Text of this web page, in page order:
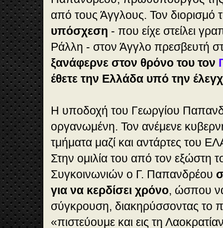
από τους Άγγλους. Τον διορισμό
υπόσχεση - που είχε στείλει
Ράλλη - στον Άγγλο πρεσβευτή
ξανάφερνε στον θρόνο του τον
έθετε την Ελλάδα υπό την
Η υποδοχή του Γεωργίου
οργανωμένη. Τον ανέμενε
τμήματα μαζί και αντάρτες του
Στην ομιλία του από τον εξώστη
Συγκοινωνιών ο Γ. Παπανδρέου
για να κερδίσει χρόνο, ώσπου
σύγκρουση, διακηρύσσοντας το
«πιστεύουμε και εις τη